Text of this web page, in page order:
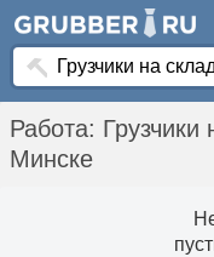
Работа: Грузчики
Минске